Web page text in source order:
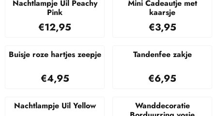
Nachtlampje Uil Peachy
Pink
Prijs: 12,95
€12,95
Mini Cadeautje met
kaarsje
Prijs: 3,95
€3,95
Buisje roze hartjes zeepje
Prijs: 4,95
€4,95
Tandenfee zakje
Prijs: 6,95
€6,95
Nachtlampje Uil Yellow
Wanddecoratie